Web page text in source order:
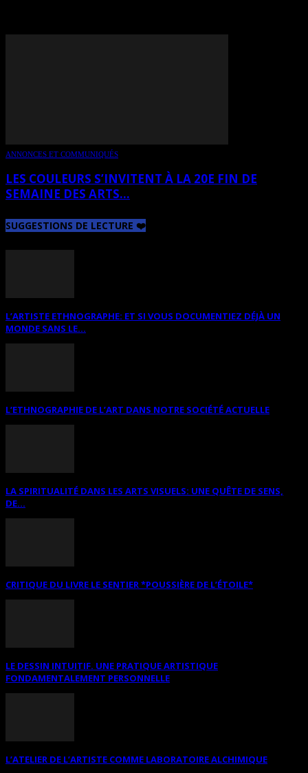
ANNONCES ET COMMUNIQUÉS
LES COULEURS S’INVITENT À LA 20E FIN DE
SEMAINE DES ARTS...
SUGGESTIONS DE LECTURE ❤️
L’ARTISTE ETHNOGRAPHE: ET SI VOUS DOCUMENTIEZ DÉJÀ UN
MONDE SANS LE...
L’ETHNOGRAPHIE DE L’ART DANS NOTRE SOCIÉTÉ ACTUELLE
LA SPIRITUALITÉ DANS LES ARTS VISUELS: UNE QUÊTE DE SENS,
DE...
CRITIQUE DU LIVRE LE SENTIER *POUSSIÈRE DE L’ÉTOILE*
LE DESSIN INTUITIF. UNE PRATIQUE ARTISTIQUE
FONDAMENTALEMENT PERSONNELLE
L’ATELIER DE L’ARTISTE COMME LABORATOIRE ALCHIMIQUE